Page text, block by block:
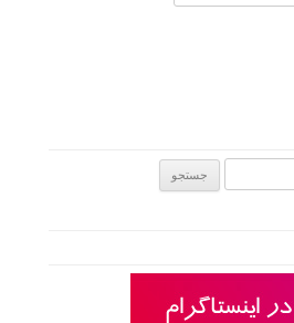
کرده است. من به تازگی او را ملاقات